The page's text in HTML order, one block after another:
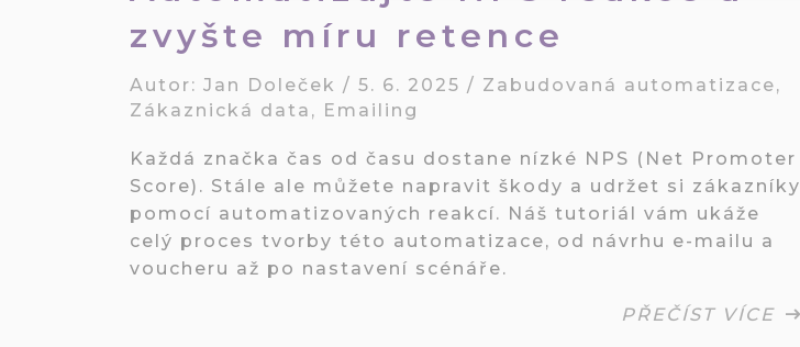
zvyšte míru retence
Autor: Jan Doleček / 5. 6. 2025 / Zabudovaná automatizace,
Zákaznická data , Emailing
Každá značka čas od času dostane nízké NPS (Net Promoter
Score). Stále ale můžete napravit škody a udržet si zákazníky
pomocí automatizovaných reakcí. Náš tutoriál vám ukáže
celý proces tvorby této automatizace, od návrhu e-mailu a
voucheru až po nastavení scénáře.
PŘEČÍST VÍCE